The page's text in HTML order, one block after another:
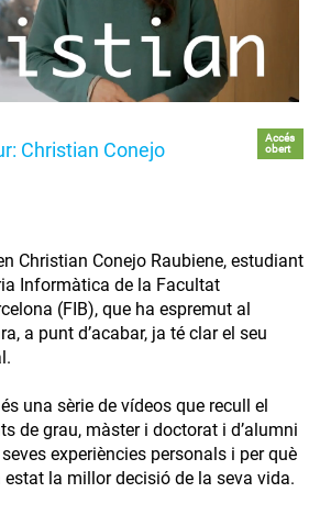
Christian Conejo
Accés
obert
Christian Conejo Raubiene, estudiant
Informàtica de la Facultat
(FIB), que ha espremut al
a punt d’acabar, ja té clar el seu
una sèrie de vídeos que recull el
de grau, màster i doctorat i d’alumni
experiències personals i per què
estat la millor decisió de la seva vida.